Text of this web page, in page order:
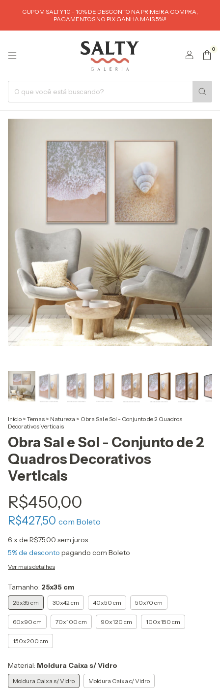
CUPOM SALTY10 - 10% DE DESCONTO NA PRIMEIRA COMPRA,
PAGAMENTOS NO PIX GANHA MAIS 5%!!
0
Início > Temas > Natureza > Obra Sal e Sol - Conjunto de 2 Quadros
Decorativos Verticais
Obra Sal e Sol - Conjunto de 2
Quadros Decorativos
Verticais
R$450,00
R$427,50 com Boleto
6 x de R$75,00 sem juros
5% de desconto pagando com Boleto
Ver mais detalhes
Tamanho: 25x35 cm
25x35 cm 30x42 cm 40x50 cm 50x70 cm
60x90 cm 70x100 cm 90x120 cm 100x150 cm
150x200 cm
Material: Moldura Caixa s/ Vidro
Moldura Caixa s/ Vidro Moldura Caixa c/ Vidro